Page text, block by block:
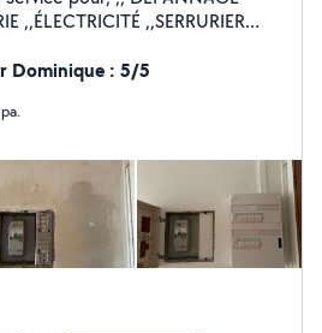
ET FENÊTRE INTÉRIEUR
,,TOUT CORPS DE
Dominique : 5/5